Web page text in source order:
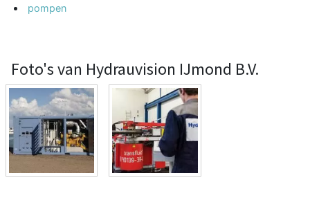
pompen
Foto's van Hydrauvision IJmond B.V.